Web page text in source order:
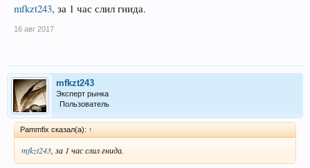
mfkzt243, за 1 час слил гнида.
16 авг 2017
mfkzt243
Эксперт рынка
Пользователь
Pammfix сказал(а): ↑
mfkzt243, за 1 час слил гнида.